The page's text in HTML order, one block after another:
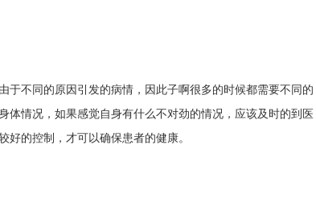
于不同的原因引发的病情，因此子啊很多的时候都需要不同的
体情况，如果感觉自身有什么不对劲的情况，应该及时的到医
好的控制，才可以确保患者的健康。